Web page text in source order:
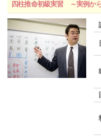
四柱推命初級実習 ～実例か